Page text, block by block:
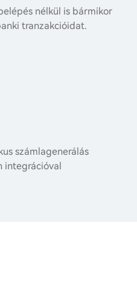
nélkül is bármikor
tranzakcióidat.
számlagenerálás
integrációval